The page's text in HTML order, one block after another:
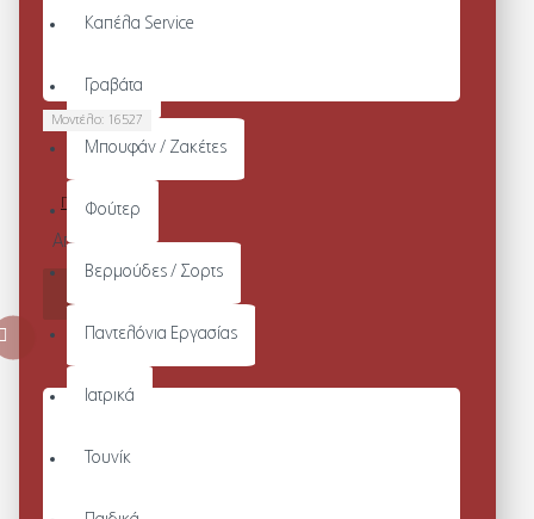
Καπέλα Service
Γραβάτα
Μπουφάν / Ζακέτες
Φούτερ
Βερμούδες / Σορτς
Παντελόνια Εργασίας
Ιατρικά
Τουνίκ
Μοντέλο: 16527
UNISEX
ΠΑΝΤΕΛΟΝΙ
Από 32,24€